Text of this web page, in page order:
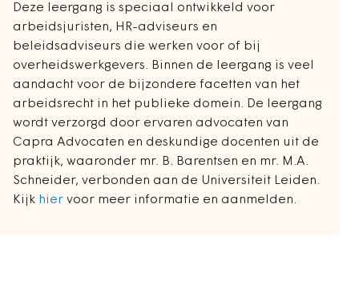
Deze leergang is speciaal ontwikkeld voor
arbeidsjuristen, HR-adviseurs en
beleidsadviseurs die werken voor of bij
overheidswerkgevers. Binnen de leergang is veel
aandacht voor de bijzondere facetten van het
arbeidsrecht in het publieke domein. De leergang
wordt verzorgd door ervaren advocaten van
Capra Advocaten en deskundige docenten uit de
praktijk, waaronder mr. B. Barentsen en mr. M.A.
Schneider, verbonden aan de Universiteit Leiden.
Kijk hier voor meer informatie en aanmelden.